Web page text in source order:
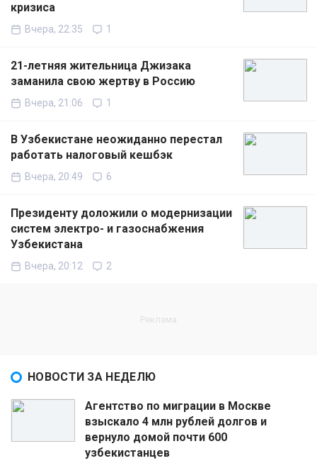
кризиса
Вчера, 22:35 1
21-летняя жительница Джизака
заманила свою жертву в Россию
Вчера, 21:06 1
В Узбекистане неожиданно перестал
работать налоговый кешбэк
Вчера, 20:49 6
Президенту доложили о модернизации
систем электро- и газоснабжения
Узбекистана
Вчера, 20:12 2
НОВОСТИ ЗА НЕДЕЛЮ
Агентство по миграции в Москве
взыскало 4 млн рублей долгов и
вернуло домой почти 600
узбекистанцев